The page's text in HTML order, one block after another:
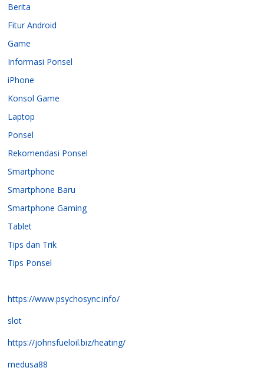
Berita
Fitur Android
Game
Informasi Ponsel
iPhone
Konsol Game
Laptop
Ponsel
Rekomendasi Ponsel
Smartphone
Smartphone Baru
Smartphone Gaming
Tablet
Tips dan Trik
Tips Ponsel
https://www.psychosync.info/
slot
https://johnsfueloil.biz/heating/
medusa88